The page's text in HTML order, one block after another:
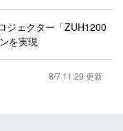
ジェクター「ZUH1200
を実現
8/7 11:29 更新